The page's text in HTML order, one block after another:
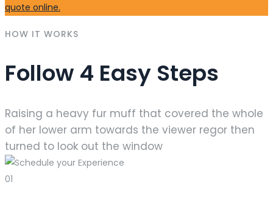
quote online.
HOW IT WORKS
Follow 4 Easy Steps
Raising a heavy fur muff that covered the whole
of her lower arm towards the viewer regor then
turned to look out the window
01